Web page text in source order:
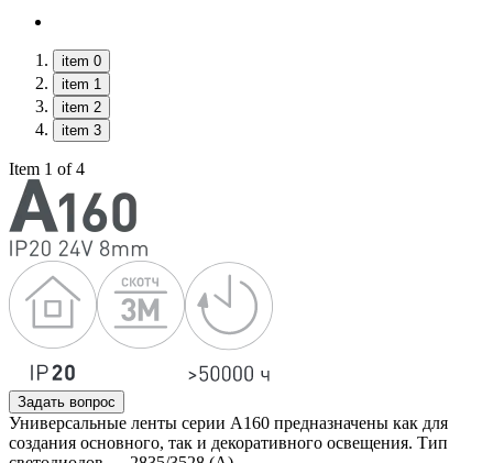
item 0
item 1
item 2
item 3
Item 1 of 4
Задать вопрос
Универсальные ленты серии А160 предназначены как для
создания основного, так и декоративного освещения. Тип